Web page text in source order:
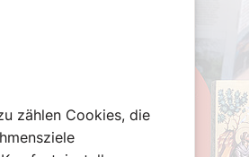
zählen Cookies, die